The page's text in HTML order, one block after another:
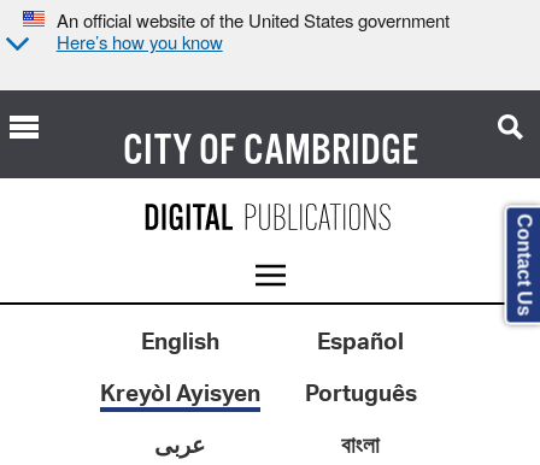
An official website of the United States government
Here’s how you know
CITY OFCAMBRIDGE
English
Español
Kreyòl Ayisyen
Português
عربى
বাংলা
Contact Us